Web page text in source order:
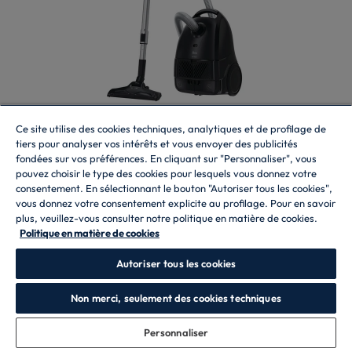
Aspirateurs traineau
HE1 PLUS
HE1P00HM 011
SAC, système de filtration Epa lavable, capacité du sac 3 litres,
atteindre 7,5 compteurs, Urban Black
Ce site utilise des cookies techniques, analytiques et de profilage de
tiers pour analyser vos intérêts et vous envoyer des publicités
fondées sur vos préférences. En cliquant sur "Personnaliser", vous
pouvez choisir le type des cookies pour lesquels vous donnez votre
consentement. En sélectionnant le bouton "Autoriser tous les cookies",
vous donnez votre consentement explicite au profilage. Pour en savoir
plus, veuillez-vous consulter notre politique en matière de cookies.
Politique en matière de cookies
Autoriser tous les cookies
Non merci, seulement des cookies techniques
Personnaliser